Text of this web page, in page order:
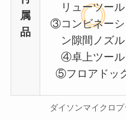
属
品
リューツール
③コンビネーシ
ン隙間ノズル
④卓上ツール
⑤フロアドッ
ダイソンマイクロ